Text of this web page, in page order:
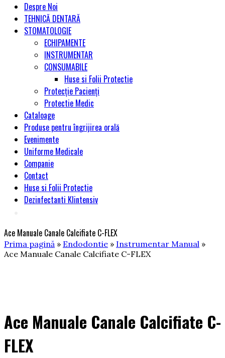
Despre Noi
TEHNICĂ DENTARĂ
STOMATOLOGIE
ECHIPAMENTE
INSTRUMENTAR
CONSUMABILE
Huse si Folii Protectie
Protecție Pacienți
Protectie Medic
Cataloage
Produse pentru îngrijirea orală
Evenimente
Uniforme Medicale
Companie
Contact
Huse si Folii Protectie
Dezinfectanti Klintensiv
Ace Manuale Canale Calcifiate C-FLEX
Prima pagină » Endodontie » Instrumentar Manual »
Ace Manuale Canale Calcifiate C-FLEX
Ace Manuale Canale Calcifiate C-
FLEX